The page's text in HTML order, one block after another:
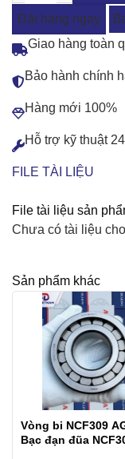
Đặt hàng ngay
Giao hàng toàn
Bảo hành chính
Hàng mới 100%
Hỗ trợ kỹ thuật
FILE TÀI LIỆU
File tài liệu sản
Chưa có tài liệu
Sản phẩm khác
Vòng bi NCF309
Bạc đạn đũa